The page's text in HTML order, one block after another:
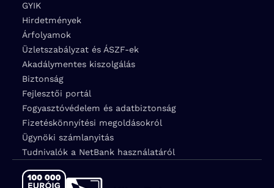
GYIK
Hirdetmények
Árfolyamok
Üzletszabályzat és ÁSZF-ek
Akadálymentes kiszolgálás
Biztonság
Fejlesztői portál
Fogyasztóvédelem és adatbiztonság
Fizetéskönnyítési megoldásokról
Ügynöki számlanyitás
Tudnivalók a NetBank használatáról